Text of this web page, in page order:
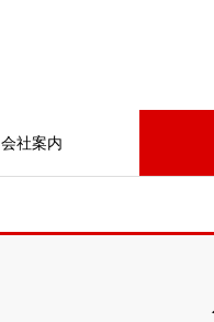
会社案内